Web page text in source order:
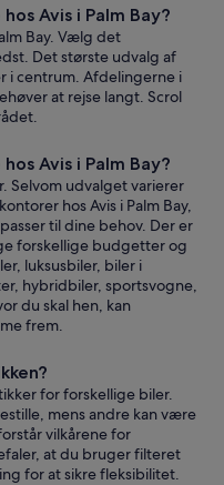
Avis i Palm Bay?
Bay. Vælg det
Det største udvalg af
i centrum. Afdelingerne i
at rejse langt. Scrol
Avis i Palm Bay?
Selvom udvalget varierer
hos Avis i Palm Bay,
til dine behov. Der er
forskellige budgetter og
luksusbiler, biler i
hybridbiler, sportsvogne,
du skal hen, kan
frem.
for forskellige biler.
mens andre kan være
vilkårene for
at du bruger filteret
for at sikre fleksibilitet.